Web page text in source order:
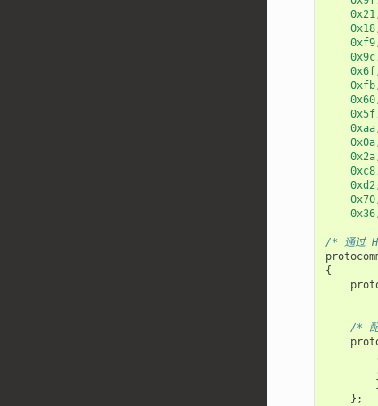
0x21
0x18
0xf9
0x9c
0x6f
0xfb
0x60
0x5f
0xaa
0x0a
0x2a
0xc8
0xd2
0x70
0x36
/* 通过
{
/*
};